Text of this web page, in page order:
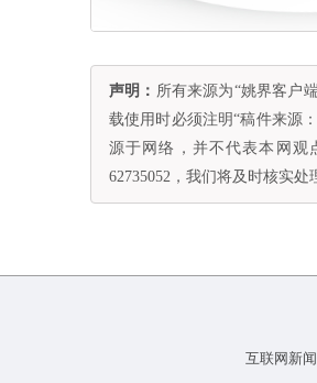
声明： 所有来源为“姚界客户
载使用时必须注明“稿件来源
源于网络，并不代表本网观
62735052，我们将及时核实处
互联网新